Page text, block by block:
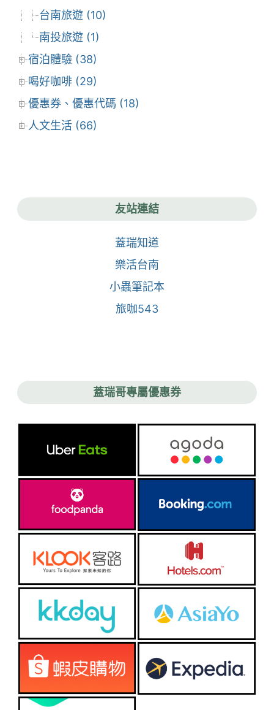
台南旅遊 (10)
南投旅遊 (1)
宿泊體驗 (38)
喝好咖啡 (29)
優惠券、優惠代碼 (18)
人文生活 (66)
友站連結
蓋瑞知道
樂活台南
小蟲筆記本
旅咖543
蓋瑞哥專屬優惠券